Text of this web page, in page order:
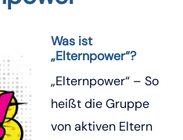
Was ist
„Elternpower“?
„Elternpower“ – So
heißt die Gruppe
von aktiven Eltern